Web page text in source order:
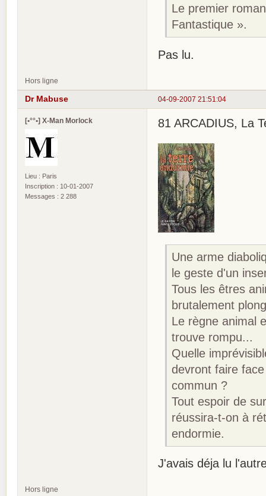
Le premier
Fantastique ».
Pas lu.
Hors ligne
04-09-2007 21:51:04
Dr Mabuse
[•°°•] X-Man Morlock
Lieu : Paris
Inscription : 10-01-2007
Messages : 2 288
81 ARCADIUS, La
Une arme
le geste d'un
Tous les êtres
brutalement
Le règne animal
trouve rompu...
Quelle
devront faire
commun ?
Tout espoir de
réussira-t-on à
endormie.
J'avais déja lu
Hors ligne